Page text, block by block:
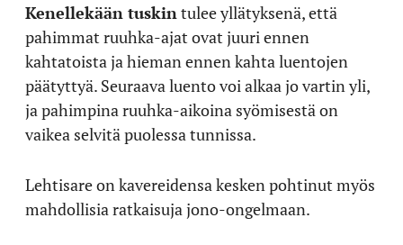
Kenellekään tuskin tulee yllätyksenä, että
pahimmat ruuhka-ajat ovat juuri ennen
kahtatoista ja hieman ennen kahta luentojen
päätyttyä. Seuraava luento voi alkaa jo vartin yli,
ja pahimpina ruuhka-aikoina syömisestä on
vaikea selvitä puolessa tunnissa.
Lehtisare on kavereidensa kesken pohtinut myös
mahdollisia ratkaisuja jono-ongelmaan.